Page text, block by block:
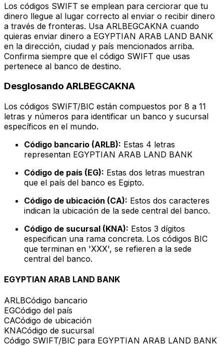
Los códigos SWIFT se emplean para cerciorar que tu
dinero llegue al lugar correcto al enviar o recibir dinero
a través de fronteras. Usa ARLBEGCAKNA cuando
quieras enviar dinero a EGYPTIAN ARAB LAND BANK
en la dirección, ciudad y país mencionados arriba.
Confirma siempre que el código SWIFT que usas
pertenece al banco de destino.
Desglosando ARLBEGCAKNA
Los códigos SWIFT/BIC están compuestos por 8 a 11
letras y números para identificar un banco y sucursal
específicos en el mundo.
Código bancario (ARLB): Estas 4 letras
representan EGYPTIAN ARAB LAND BANK
Código de país (EG): Estas dos letras muestran
que el país del banco es Egipto.
Código de ubicación (CA): Estos dos caracteres
indican la ubicación de la sede central del banco.
Código de sucursal (KNA): Estos 3 dígitos
especifican una rama concreta. Los códigos BIC
que terminan en 'XXX', se refieren a la sede
central del banco.
EGYPTIAN ARAB LAND BANK
ARLBCódigo bancario
EGCódigo del país
CACódigo de ubicación
KNACódigo de sucursal
Código SWIFT/BIC para EGYPTIAN ARAB LAND BANK